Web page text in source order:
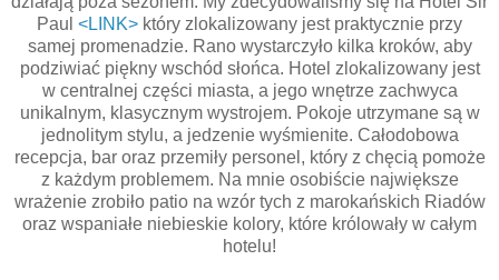
Paul <LINK> który zlokalizowany jest praktycznie przy
samej promenadzie. Rano wystarczyło kilka kroków, aby
podziwiać piękny wschód słońca. Hotel zlokalizowany jest
w centralnej części miasta, a jego wnętrze zachwyca
unikalnym, klasycznym wystrojem. Pokoje utrzymane są w
jednolitym stylu, a jedzenie wyśmienite. Całodobowa
recepcja, bar oraz przemiły personel, który z chęcią pomoże
z każdym problemem. Na mnie osobiście największe
wrażenie zrobiło patio na wzór tych z marokańskich Riadów
oraz wspaniałe niebieskie kolory, które królowały w całym
hotelu!